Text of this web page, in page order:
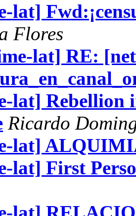
lat]
Flores
lat] RE:
lat] Rebellion
Ricardo
lat]
lat] First